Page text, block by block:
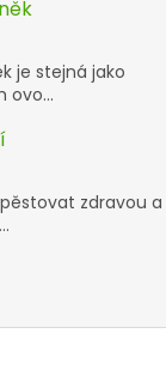
je stejná jako
ovo...
zdravou a